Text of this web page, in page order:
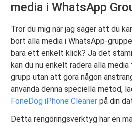
media i WhatsApp
Tror du mig när jag säger att du
bort alla media i WhatsApp-
bara ett enkelt klick? Ja det
kan du nu enkelt radera alla
grupp utan att göra någon
använda denna speciella metod,
FoneDog iPhone Cleaner på din
Detta rengöringsverktyg har en